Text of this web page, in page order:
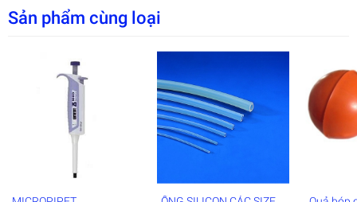
Nơi mua Uy tín.
Giá cả phải chăng.
Sản phẩm cùng loại